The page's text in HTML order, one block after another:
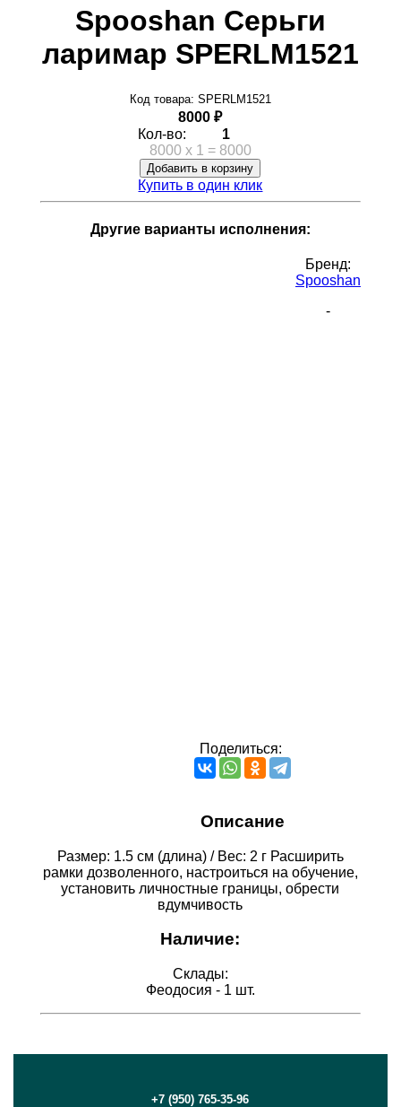
Spooshan Серьги
ларимар SPERLM1521
Код товара: SPERLM1521
8000 ₽
Кол-во:
1
8000 x 1 = 8000
Добавить в корзину
Купить в один клик
Другие варианты исполнения:
Бренд:
Spooshan
-
Поделиться:
Описание
Размер: 1.5 см (длина) / Вес: 2 г Расширить
рамки дозволенного, настроиться на обучение,
установить личностные границы, обрести
вдумчивость
Наличие:
Склады:
Феодосия - 1 шт.
+7 (950) 765-35-96